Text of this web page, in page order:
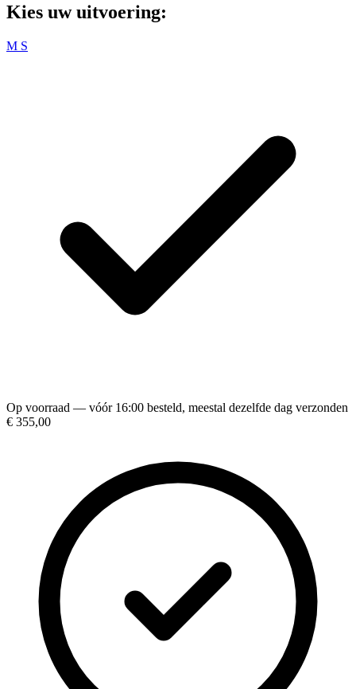
Kies uw uitvoering:
M S
Op voorraad — vóór 16:00 besteld, meestal dezelfde dag verzonden
€ 355,00